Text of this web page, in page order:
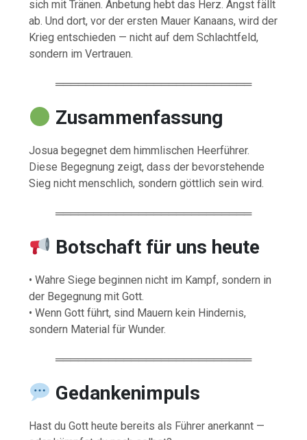
sich mit Tränen. Anbetung hebt das Herz. Angst fällt
ab. Und dort, vor der ersten Mauer Kanaans, wird der
Krieg entschieden — nicht auf dem Schlachtfeld,
sondern im Vertrauen.
══════════════════════════
Zusammenfassung
Josua begegnet dem himmlischen Heerführer.
Diese Begegnung zeigt, dass der bevorstehende
Sieg nicht menschlich, sondern göttlich sein wird.
══════════════════════════
Botschaft für uns heute
• Wahre Siege beginnen nicht im Kampf, sondern in
der Begegnung mit Gott.
• Wenn Gott führt, sind Mauern kein Hindernis,
sondern Material für Wunder.
══════════════════════════
Gedankenimpuls
Hast du Gott heute bereits als Führer anerkannt —